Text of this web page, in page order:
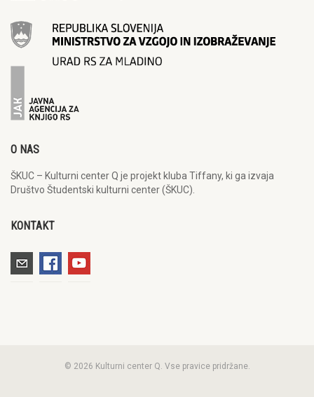
O NAS
ŠKUC – Kulturni center Q je projekt kluba Tiffany, ki ga izvaja
Društvo Študentski kulturni center (ŠKUC).
KONTAKT
© 2026 Kulturni center Q. Vse pravice pridržane.